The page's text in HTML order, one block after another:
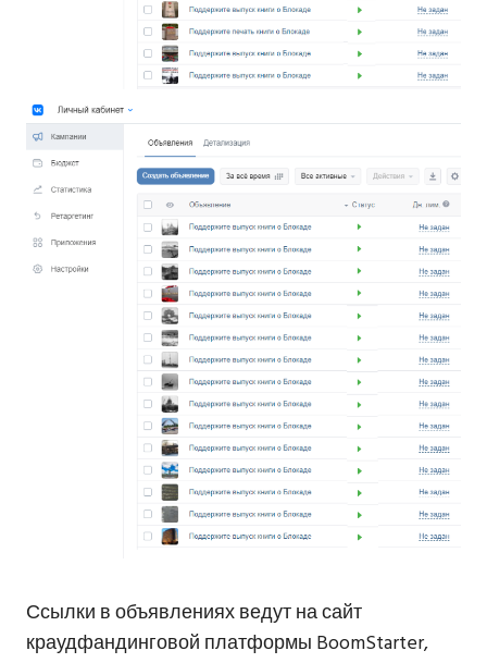
Ссылки в объявлениях ведут на сайт
краудфандинговой платформы BoomStarter,